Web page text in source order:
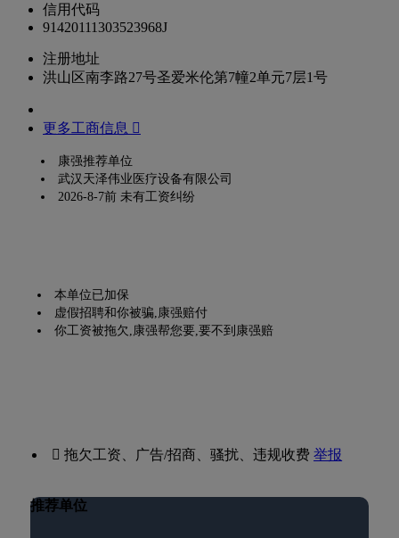
信用代码
91420111303523968J
注册地址
洪山区南李路27号圣爱米伦第7幢2单元7层1号
更多工商信息 
康强推荐单位
武汉天泽伟业医疗设备有限公司
2026-8-7前 未有工资纠纷
本单位已加保
虚假招聘和你被骗,康强赔付
你工资被拖欠,康强帮您要,要不到康强赔
 拖欠工资、广告/招商、骚扰、违规收费举报
推荐单位